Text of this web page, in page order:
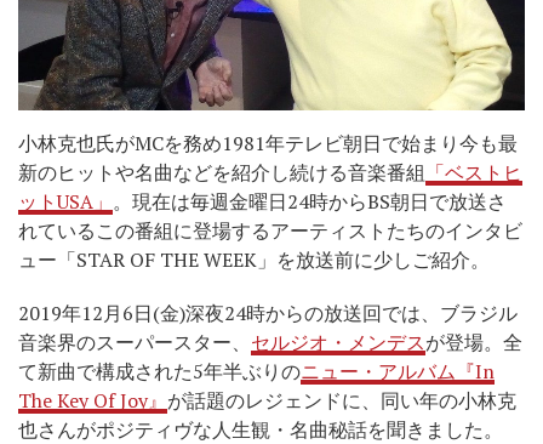
小林克也氏がMCを務め1981年テレビ朝日で始まり今も最
新のヒットや名曲などを紹介し続ける音楽番組 「ベストヒ
ットUSA」 。現在は毎週金曜日24時からBS朝日で放送さ
れているこの番組に登場するアーティストたちのインタビ
ュー「STAR OF THE WEEK」を放送前に少しご紹介。
2019年12月6日(金)深夜24時からの放送回では、ブラジル
音楽界のスーパースター、 セルジオ・メンデスが登場。全
て新曲で構成された5年半ぶりのニュー・アルバム『In
The Key Of Joy』 が話題のレジェンドに、同い年の小林克
也さんがポジティヴな人生観・名曲秘話を聞きました。